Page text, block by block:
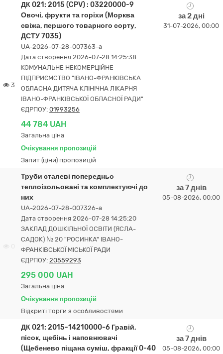
3
ДК 021: 2015 (CPV) : 03220000-9
Овочі, фрукти та горіхи (Морква
свіжа, першого товарного сорту,
ДСТУ 7035)
UA-2026-07-28-007363-a
Дата створення 2026-07-28 14:25:38
КОМУНАЛЬНЕ НЕКОМЕРЦІЙНЕ
ПІДПРИЄМСТВО "ІВАНО-ФРАНКІВСЬКА
ОБЛАСНА ДИТЯЧА КЛІНІЧНА ЛІКАРНЯ
ІВАНО-ФРАНКІВСЬКОЇ ОБЛАСНОЇ РАДИ"
ЄДРПОУ: 01993256
44 784 UAH
Загальна ціна
Очікування пропозицій
Запит (ціни) пропозицій
за 2 дні
31-07-2026, 00:00
Труби сталеві попередньо
теплоізольовані та комплектуючі до
них
UA-2026-07-28-007326-a
Дата створення 2026-07-28 14:25:20
ЗАКЛАД ДОШКІЛЬНОЇ ОСВІТИ (ЯСЛА-
САДОК) № 20 "РОСИНКА" ІВАНО-
ФРАНКІВСЬКОЇ МІСЬКОЇ РАДИ
ЄДРПОУ: 20559293
295 000 UAH
Загальна ціна
Очікування пропозицій
Відкриті торги з особливостями
за 7 днів
05-08-2026, 00:00
ДК 021: 2015-14210000-6 Гравій,
пісок, щебінь і наповнювачі
(Щебенево піщана суміш, фракції 0-40
за 7 днів
05-08-2026, 00:00